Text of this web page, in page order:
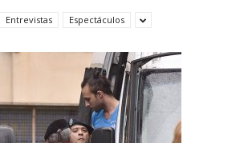
Entrevistas Espectáculos